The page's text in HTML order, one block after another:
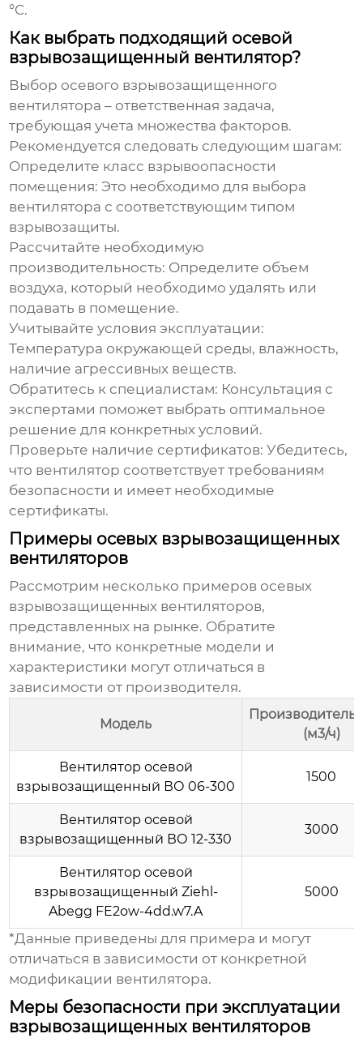
°C.
Как выбрать подходящий осевой
взрывозащищенный вентилятор?
Выбор осевого взрывозащищенного
вентилятора – ответственная задача,
требующая учета множества факторов.
Рекомендуется следовать следующим шагам:
Определите класс взрывоопасности
помещения: Это необходимо для выбора
вентилятора с соответствующим типом
взрывозащиты.
Рассчитайте необходимую
производительность: Определите объем
воздуха, который необходимо удалять или
подавать в помещение.
Учитывайте условия эксплуатации:
Температура окружающей среды, влажность,
наличие агрессивных веществ.
Обратитесь к специалистам: Консультация с
экспертами поможет выбрать оптимальное
решение для конкретных условий.
Проверьте наличие сертификатов: Убедитесь,
что вентилятор соответствует требованиям
безопасности и имеет необходимые
сертификаты.
Примеры осевых взрывозащищенных
вентиляторов
Рассмотрим несколько примеров осевых
взрывозащищенных вентиляторов,
представленных на рынке. Обратите
внимание, что конкретные модели и
характеристики могут отличаться в
зависимости от производителя.
Модель
(м3/ч)
Вентилятор осевой
взрывозащищенный ВО 06-300
1500
Вентилятор осевой
взрывозащищенный ВО 12-330
3000
Вентилятор осевой
взрывозащищенный Ziehl-
Abegg FE2ow-4dd.w7.A
5000
*Данные приведены для примера и могут
отличаться в зависимости от конкретной
модификации вентилятора.
Меры безопасности при эксплуатации
взрывозащищенных вентиляторов